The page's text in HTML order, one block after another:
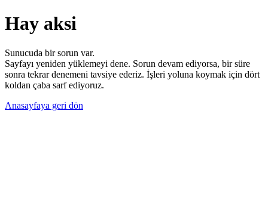
Hay aksi
Sunucuda bir sorun var.
Sayfayı yeniden yüklemeyi dene. Sorun devam ediyorsa, bir süre
sonra tekrar denemeni tavsiye ederiz. İşleri yoluna koymak için dört
koldan çaba sarf ediyoruz.
Anasayfaya geri dön